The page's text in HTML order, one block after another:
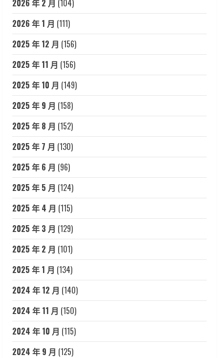
2026 年 2 月 (104)
2026 年 1 月 (111)
2025 年 12 月 (156)
2025 年 11 月 (156)
2025 年 10 月 (149)
2025 年 9 月 (158)
2025 年 8 月 (152)
2025 年 7 月 (130)
2025 年 6 月 (96)
2025 年 5 月 (124)
2025 年 4 月 (115)
2025 年 3 月 (129)
2025 年 2 月 (101)
2025 年 1 月 (134)
2024 年 12 月 (140)
2024 年 11 月 (150)
2024 年 10 月 (115)
2024 年 9 月 (125)